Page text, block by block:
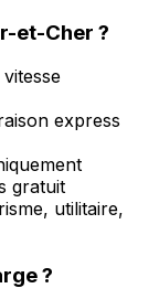
et-Cher ?
express
gratuit
utilitaire,
?